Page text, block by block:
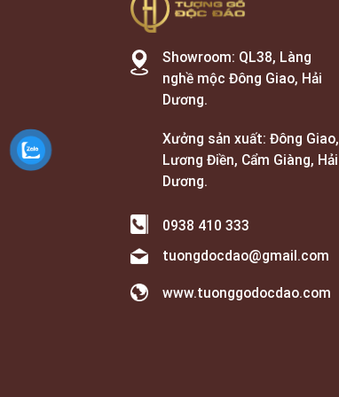
Showroom: QL38, Làng
nghề mộc Đông Giao, Hải
Dương.
Xưởng sản xuất: Đông Giao,
Lương Điền, Cẩm Giàng, Hải
Dương.
0938 410 333
tuongdocdao@gmail.com
www.tuonggodocdao.com